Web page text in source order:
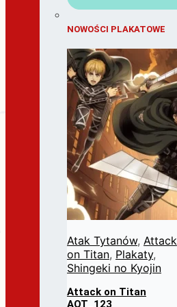
NOWOŚCI PLAKATOWE
Atak Tytanów, Attack
on Titan, Plakaty,
Shingeki no Kyojin
Attack on Titan
AOT_123